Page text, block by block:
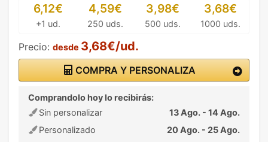
6,12€
+1 ud.
4,59€
250 uds.
3,98€
500 uds.
3,68€
1000 uds.
Precio: desde 3,68€/ud.
COMPRA Y PERSONALIZA
Comprandolo hoy lo recibirás:
Sin personalizar
13 Ago. - 14 Ago.
Personalizado
20 Ago. - 25 Ago.